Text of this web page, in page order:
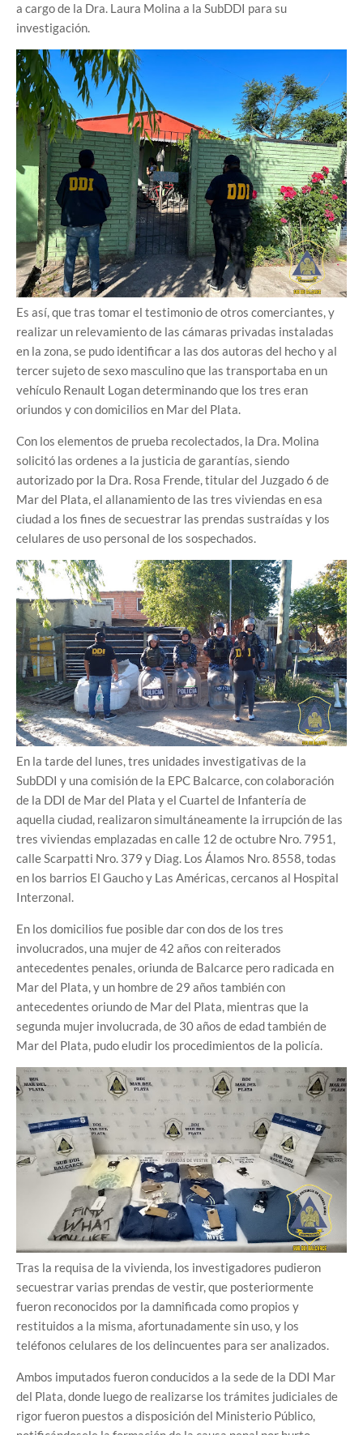
a cargo de la Dra. Laura Molina a la SubDDI para su
investigación.
Es así, que tras tomar el testimonio de otros comerciantes, y
realizar un relevamiento de las cámaras privadas instaladas
en la zona, se pudo identificar a las dos autoras del hecho y al
tercer sujeto de sexo masculino que las transportaba en un
vehículo Renault Logan determinando que los tres eran
oriundos y con domicilios en Mar del Plata.
Con los elementos de prueba recolectados, la Dra. Molina
solicitó las ordenes a la justicia de garantías, siendo
autorizado por la Dra. Rosa Frende, titular del Juzgado 6 de
Mar del Plata, el allanamiento de las tres viviendas en esa
ciudad a los fines de secuestrar las prendas sustraídas y los
celulares de uso personal de los sospechados.
En la tarde del lunes, tres unidades investigativas de la
SubDDI y una comisión de la EPC Balcarce, con colaboración
de la DDI de Mar del Plata y el Cuartel de Infantería de
aquella ciudad, realizaron simultáneamente la irrupción de las
tres viviendas emplazadas en calle 12 de octubre Nro. 7951,
calle Scarpatti Nro. 379 y Diag. Los Álamos Nro. 8558, todas
en los barrios El Gaucho y Las Américas, cercanos al Hospital
Interzonal.
En los domicilios fue posible dar con dos de los tres
involucrados, una mujer de 42 años con reiterados
antecedentes penales, oriunda de Balcarce pero radicada en
Mar del Plata, y un hombre de 29 años también con
antecedentes oriundo de Mar del Plata, mientras que la
segunda mujer involucrada, de 30 años de edad también de
Mar del Plata, pudo eludir los procedimientos de la policía.
Tras la requisa de la vivienda, los investigadores pudieron
secuestrar varias prendas de vestir, que posteriormente
fueron reconocidos por la damnificada como propios y
restituidos a la misma, afortunadamente sin uso, y los
teléfonos celulares de los delincuentes para ser analizados.
Ambos imputados fueron conducidos a la sede de la DDI Mar
del Plata, donde luego de realizarse los trámites judiciales de
rigor fueron puestos a disposición del Ministerio Público,